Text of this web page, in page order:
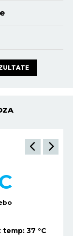
temp: 37 °C